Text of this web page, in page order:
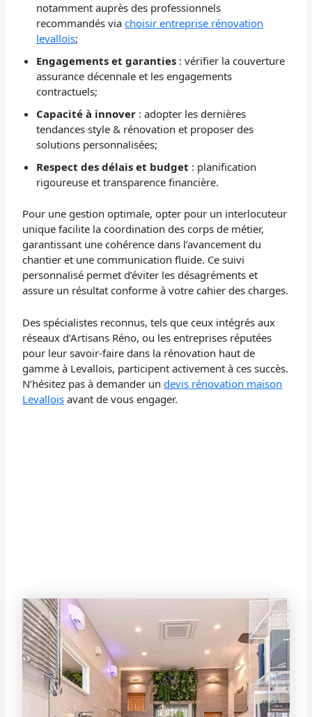
notamment auprès des professionnels
recommandés viachoisir entreprise rénovation
levallois;
Engagements et garanties : vérifier la couverture
assurance décennale et les engagements
contractuels;
Capacité à innover : adopter les dernières
tendances style & rénovation et proposer des
solutions personnalisées;
Respect des délais et budget : planification
rigoureuse et transparence financière.
Pour une gestion optimale, opter pour un interlocuteur
unique facilite la coordination des corps de métier,
garantissant une cohérence dans l’avancement du
chantier et une communication fluide. Ce suivi
personnalisé permet d’éviter les désagréments et
assure un résultat conforme à votre cahier des charges.
Des spécialistes reconnus, tels que ceux intégrés aux
réseaux d’Artisans Réno, ou les entreprises réputées
pour leur savoir-faire dans la rénovation haut de
gamme à Levallois, participent activement à ces succès.
N’hésitez pas à demander undevis rénovation maison
Levallois avant de vous engager.